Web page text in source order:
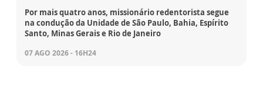
Por mais quatro anos, missionário redentorista segue
na condução da Unidade de São Paulo, Bahia, Espírito
Santo, Minas Gerais e Rio de Janeiro
07 AGO 2026 - 16H24